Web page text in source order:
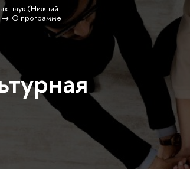
наук (Нижний
О программе